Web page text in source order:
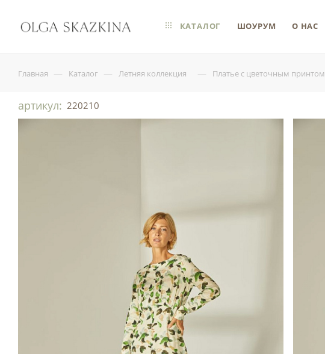
КАТАЛОГ ШОУРУМ О НАС
Главная — Каталог — Летняя коллекция — Платье с цветочным принтом
артикул: 220210